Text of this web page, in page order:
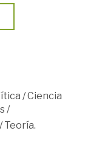
/Ciencia
/
/Teoría.